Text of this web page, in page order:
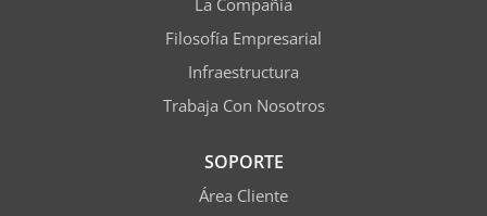
La Compañía
Filosofía Empresarial
Infraestructura
Trabaja Con Nosotros
SOPORTE
Área Cliente